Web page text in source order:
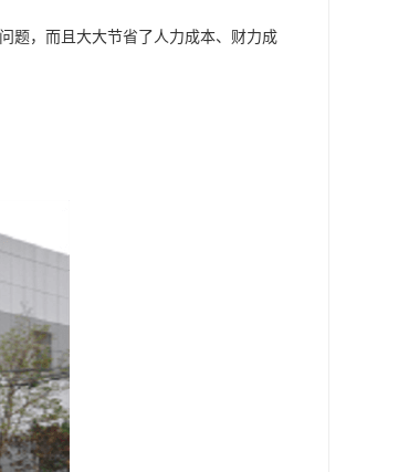
题，而且大大节省了人力成本、财力成